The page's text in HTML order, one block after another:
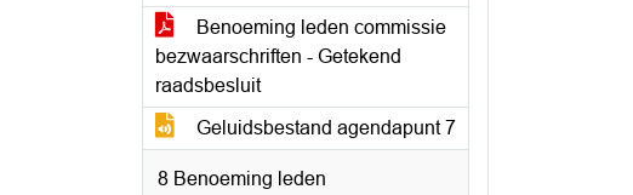
Benoeming leden commissie
bezwaarschriften - Getekend
raadsbesluit
Geluidsbestand agendapunt 7
8 Benoeming leden